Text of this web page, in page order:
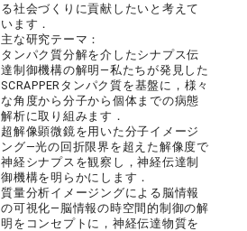
る社会づくりに貢献したいと考えて
います．
主な研究テーマ：
タンパク質分解を介したシナプス伝
達制御機構の解明―私たちが発見した
SCRAPPERタンパク質を基盤に，様々
な角度から分子から個体までの病態
解析に取り組みます．
超解像顕微鏡を用いた分子イメージ
ング―光の回折限界を超えた解像度で
神経シナプスを観察し，神経伝達制
御機構を明らかにします．
質量分析イメージングによる脳情報
の可視化―脳情報の時空間的制御の解
明をコンセプトに，神経伝達物質を